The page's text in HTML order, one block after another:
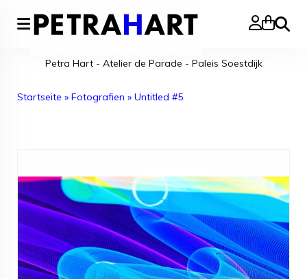
Suche
Petra Hart - Atelier de Parade - Paleis Soestdijk
Startseite » Fotografien » Untitled #5